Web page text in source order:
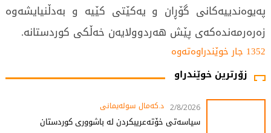
پەیوەندییەکانی گۆڕان و یەکێتی کێیە و بەدڵنیایشەوە
زەرەرمەندەکەی پێش هەردوولایەن خەڵکی کوردستانە.
1352 جار خوێندراوەتەوە
زۆرترین خوێندراو
2/8/2026 د.کەمال سولەیمانی
سیاسەتی خۆتەعریبکردن لە باشووری کوردستان